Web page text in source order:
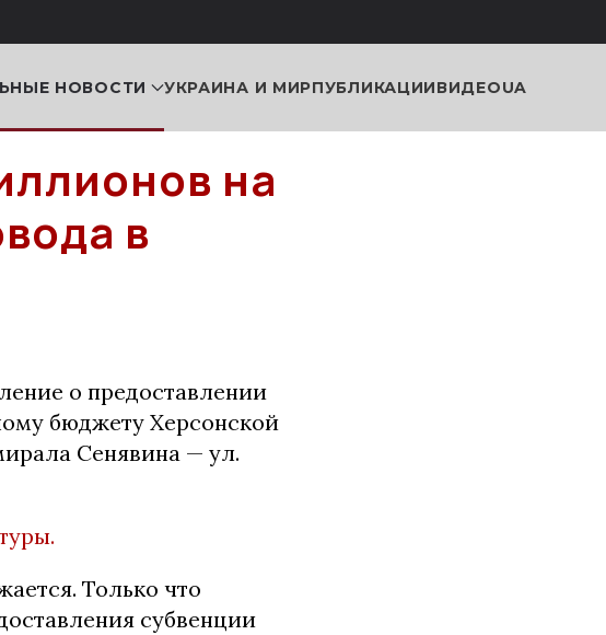
НОВОСТИ УКРАИНА И МИРПУБЛИКАЦИИВИДЕОUA
на
в
о предоставлении
бюджету Херсонской
Сенявина — ул.
Только что
субвенции